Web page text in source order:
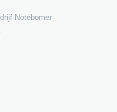
Notebomer